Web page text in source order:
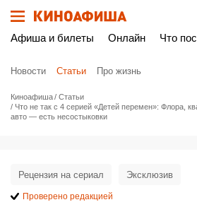
Афиша и билеты Онлайн Что
Новости Статьи Про жизнь
Киноафиша
Статьи
Что не так с 4 серией «Детей перемен»: Флора,
авто — есть несостыковки
Рецензия на сериал Эксклюзив
Проверено редакцией